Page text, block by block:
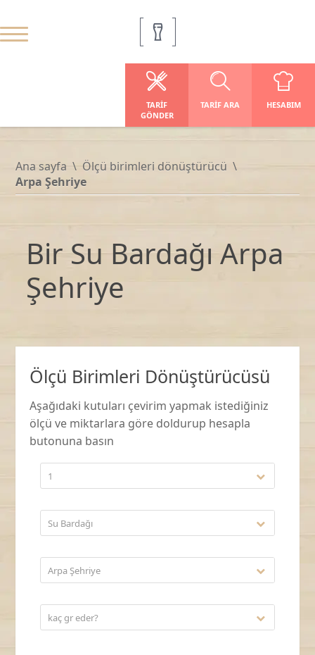
HESABIM
TARIF ARA
TARIF
GÖNDER
Ana sayfa
Ölçü birimleri dönüştürücü
Arpa Şehriye
Bir Su Bardağı Arpa
Şehriye
Ölçü Birimleri Dönüştürücüsü
Aşağıdaki kutuları çevirim yapmak istediğiniz
ölçü ve miktarlara göre doldurup hesapla
butonuna basın
1
Su Bardağı
Arpa Şehriye
kaç gr eder?